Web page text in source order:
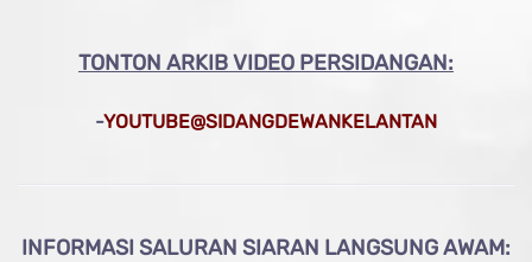
TONTON ARKIB VIDEO PERSIDANGAN:
-YOUTUBE@SIDANGDEWANKELANTAN
INFORMASI SALURAN SIARAN LANGSUNG AWAM: